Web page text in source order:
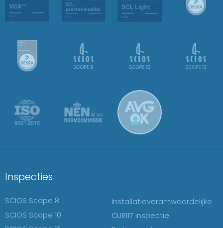
Inspecties
SCIOS Scope 8
SCIOS Scope 10
Installatieverantwoordelijke
CUR117 inspectie